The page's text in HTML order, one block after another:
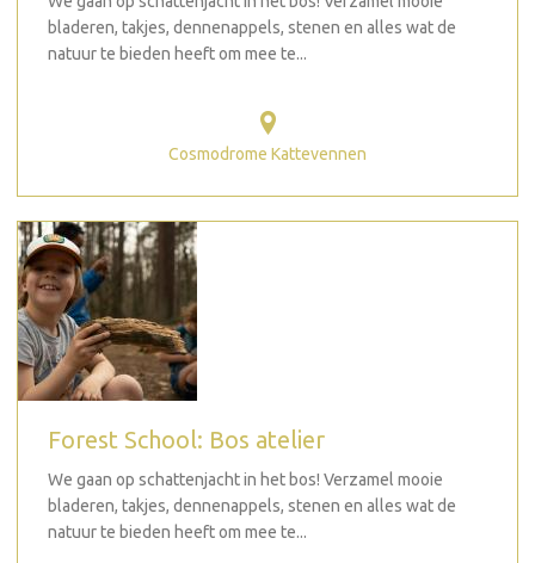
bladeren, takjes, dennenappels, stenen en alles wat de
natuur te bieden heeft om mee te...
Cosmodrome Kattevennen
Forest School: Bos atelier
We gaan op schattenjacht in het bos! Verzamel mooie
bladeren, takjes, dennenappels, stenen en alles wat de
natuur te bieden heeft om mee te...